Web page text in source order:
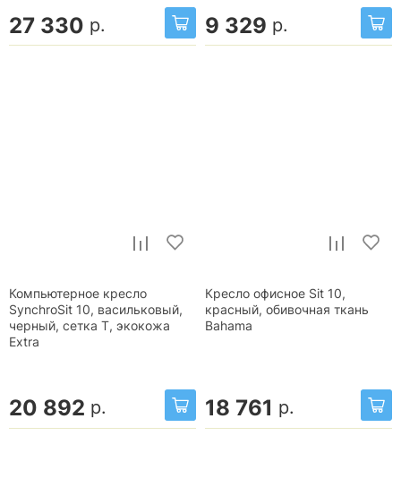
27 330 р. 9 329 р.
Компьютерное кресло
SynchroSit 10, васильковый,
черный, сетка T, экокожа
Extra
20 892 р.
Кресло офисное Sit 10,
красный, обивочная ткань
Bahama
18 761 р.